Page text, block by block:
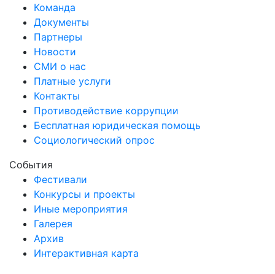
Команда
Документы
Партнеры
Новости
СМИ о нас
Платные услуги
Контакты
Противодействие коррупции
Бесплатная юридическая помощь
Социологический опрос
События
Фестивали
Конкурсы и проекты
Иные мероприятия
Галерея
Архив
Интерактивная карта